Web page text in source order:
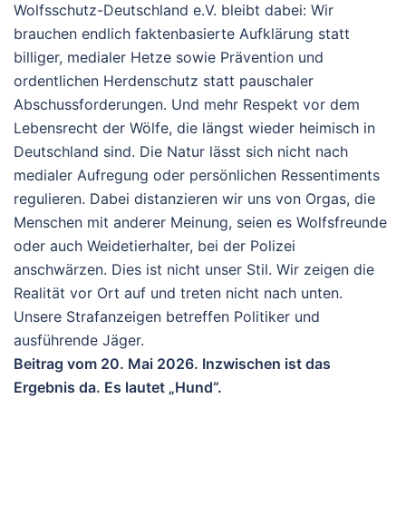
Wolfsschutz-Deutschland e.V. bleibt dabei: Wir
brauchen endlich faktenbasierte Aufklärung statt
billiger, medialer Hetze sowie Prävention und
ordentlichen Herdenschutz statt pauschaler
Abschussforderungen. Und mehr Respekt vor dem
Lebensrecht der Wölfe, die längst wieder heimisch in
Deutschland sind. Die Natur lässt sich nicht nach
medialer Aufregung oder persönlichen Ressentiments
regulieren. Dabei distanzieren wir uns von Orgas, die
Menschen mit anderer Meinung, seien es Wolfsfreunde
oder auch Weidetierhalter, bei der Polizei
anschwärzen. Dies ist nicht unser Stil. Wir zeigen die
Realität vor Ort auf und treten nicht nach unten.
Unsere Strafanzeigen betreffen Politiker und
ausführende Jäger.
Beitrag vom 20. Mai 2026. Inzwischen ist das
Ergebnis da. Es lautet „Hund“.